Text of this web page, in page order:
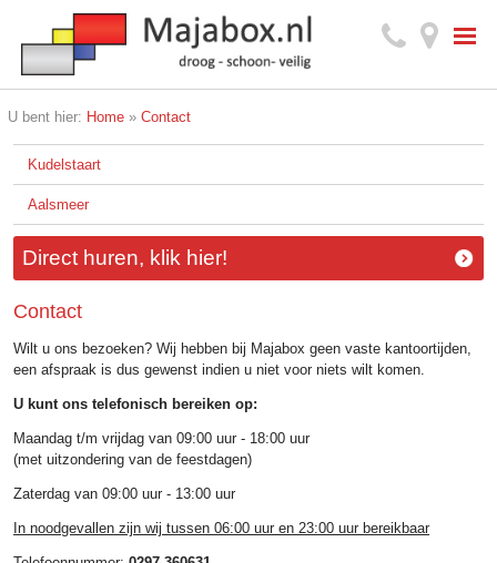
U bent hier: Home» Contact
Kudelstaart
Aalsmeer
Direct huren, klik hier!
Contact
Wilt u ons bezoeken? Wij hebben bij Majabox geen vaste kantoortijden,
een afspraak is dus gewenst indien u niet voor niets wilt komen.
U kunt ons telefonisch bereiken op:
Maandag t/m vrijdag van 09:00 uur - 18:00 uur
(met uitzondering van de feestdagen)
Zaterdag van 09:00 uur - 13:00 uur
In noodgevallen zijn wij tussen 06:00 uur en 23:00 uur bereikbaar